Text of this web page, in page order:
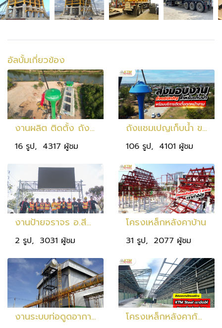
อัลบั้มเกี่ยวข้อง
งานผลิต ติดตั้ง ถังน้ำทรงแชมเปญ จ.ปราจีนบุรี
16 รูป, 4317 ผู้ชม
ถังแชมเปญเก็บน้ำ ขนาด 20 ลบ.ม. สูง 25 ม. เก็บน้ำ 20,000 ลิตร
106 รูป, 4101 ผู้ชม
งานป้ายจราจร อ.สีคิ้ว
2 รูป, 3031 ผู้ชม
โครงเหล็กหลังคาบ้าน
31 รูป, 2077 ผู้ชม
งานระบบท่อดูดอากาศ จ.เลย โครงเหล็กหลังคากันสาด